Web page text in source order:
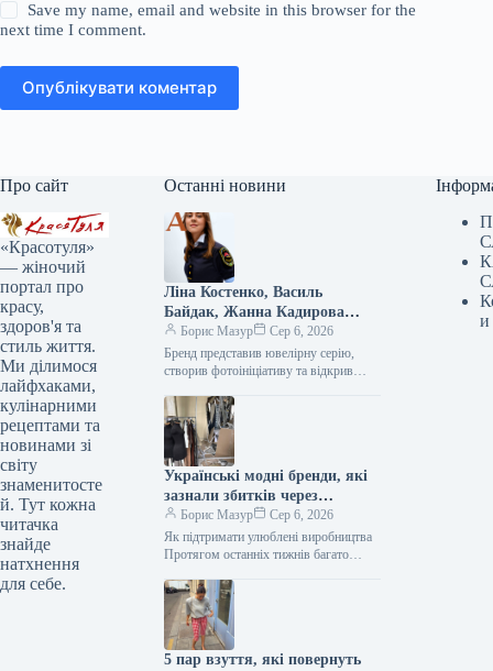
Save my name, email and website in this browser for the
next time I comment.
Опублікувати коментар
Про сайт
«Красотуля»
— жіночий
портал про
красу,
здоров'я та
стиль життя.
Ми ділимося
лайфхаками,
кулінарними
рецептами та
новинами зі
світу
знаменитосте
й. Тут кожна
читачка
знайде
натхнення
для себе.
Останні новини
Ліна Костенко, Василь
Байдак, Жанна Кадирова
долучилися до масштабного
проєкту GUNIA з нагоди Дня
Незалежності
Борис Мазур
Сер 6, 2026
Бренд представив ювелірну серію, створив фотоініціативу та відкрив експозицію, присвячену абе1111111111111111111111111111111111111111111111111111111111111111111111111111111111111111111111111111111111111111111111111111111111111111111111111111111111111111111111111111111111111111111111111111111111111111111111111111111111111111111111111111111111111111111111111111111111111111111111111111111111111111111111111111111111111111111111111111111111111111111111111111111111111111111111111111111111111111111111111111111111111111111111111111111111111111111111111111111111111111111111111111111111111111111111111111111111111111111111111111111111111111111111111111111111111111111111111111111111111111111111111111111111111111111111111111111111111111111111111111111111111111111111111111111111111111111111111111111111111111111111111111111111111111111111111111111111111111111111111111111111111111111111111111111111111111111111111111111111111111111111111111111111111111111111111111111111111111111111111111111111111111111111111111111111111111111111111111111111111111111111111111111111111111111111111111111111111111111111111111111111111111111111111111111111111111111111111111111111111111111111111111111111111111111111111111111111111111111111111111111111111111111111111111111111111111111111111111111111111111111111111111111111111111111111111111111111111111111111111111111111111111111111111111111111111111111111111111111111111111111111111111111111111111111111111111111111111111111111111111111111111111111111111111111111111111111111111111111111111111111111111111111111111111111111111111111111111111111111111111111111111111111111111111111111111111111111111111111111111111111111111111111111111111111111111111111111111111111111111111111111111111111111111111111111111111111111111111111111111111111111111111111111111111111111111111111111111111111111111111111111111111111111111111111111111111111111111111111111111111111111111111111111111111111111111111111111111111111111111111111111111111111111111111111111111111111111111111111111111111111111111111111111111111111111111111111111111111111111111111111111111111111111111111111111111111111111111111111111111111111111111111111111111111111111111111111111111111111111111111111111111111111111111111111111111111111111111111111111111111111111111111111111111111111111111111111111111111111111111111111111111111111111111111111111111111111111111111111111111111111111111111111111111111111111111111111111111111111111111111111111111111111111111111111111111111111111111111111111111111111111111111111111111111111111111111111111111111111111111111111111111111111111111111111111111111111111111111111111111111111111111111111111111111111111111111111111111111111111111111111111111111111111111111111111111111111111111111111111111111111111111111111111111111111111111111111111111111111111111111111111111111111111111111111111111111111111111111111111111111111111111111111111111111111111111111111111111111111111111111111111111111111111111111111111111111111111111111111111111111111111111111111111111111111111111111111111111111111111111111111111111111111111111111111111111111111111111111111111111111111111111111111111111111111111111111111111111111111111111111111111111111111111111111111111111111111111111111111111111111111111111111111111111111111111111111111111111111111111111111111111111111111111111111111111111111111111111111111111111111111111111111111111111111111111111111111111111111111111111111111111111111111111111111111111111111111111111111111111111111111111111111111111111111111111111111111111111111111111111111111111111111111111111111111111111111111111111111111111111111111111111111111111111111111111111111111111111111111111111111111111111111111111111111111111111111111111111111111111111111111111111111111111111111111111111111111111111111111111111111111111111111111111111111111111111111111111111111111111111111111111111111111111111111111111111111111111111111111111111111111111111111111111111111111111111111111111111111111111111111111111111111111111111111111111111111111111111111111111111111111111111111111111111111111111111111111111111111111111111111111111111111111111111111111111111111111111111111111111111111111111111111111111111111111111111111111111111111111111111111111111111111111111111111111111111111111111111111111111111111111111111111111111111111111111111111111111111111111111111111111111111111111111111111111111111111111111111111111111111111111111111111111111111111111111111111111111111111111111111111111111111111111111111111111111111111111111111111111111111111111111111111111111111111111111111111111111111111111111111111111111111111111111111111111111111111111111111111111111111111111111111111111111111111111111111111111111111111111111111111111111111111111111111111111111111111111111111111111111111111111111111111111111111111111111111111111111111111111111111111111111111111111111111111111111111111111111111111111111111111111111111111111111111111111111111111111111111111111111111111111111111111111111111111111111111111111111111111111111111111111111111111111111111111111111111111111111111111111111111111111111111111111111111111111111111111111111111111111111111111111111111111111111111111111111111111111111111111111111111111111111111111111111111111111111111111111111111111111111111111111111111111111111111111111111111111111111111111111111111111111111111111111111111111111111111111111111111111111111111111111111111111111111111111111111111111111111111111111111111111111111111111111111111111111111111111111111111111111111111111111111111111111111111111111111111111111111111111111111111111111111111111111111111111111111111111111111111111111111111111111111111111111111111111111111111111111111111111111111111111111111111111111111111111111111111111111111111111111111111111111111111111111111111111111111111111111111111111111111111111111111111111111111111111111111111111111111111111111111111111111111111111111111111111111111111111111111111111111111111111111111111111111111111111111111111111111111111111111111111111111111111111111111111111111111111111111111111111111111111111111111111111111111111111111111111111111111111111111111111111111111111111111111111111111111111111111111111111111111111111111111111111111111111111111111111111111111111111111111111111111111111111111111111111111111111111111111111111111111111111111111111111111111111111111111111111111111111111111111111111111111111111111111111111111111111111111111111111111111111111111111111111111111111111111111111111111111111111111111111111111111111111111111111111111111111111111111111111111111111111111111111111111111111111111111111111111111111111111111111111111111111111111111111111111111111111111111111111111111111111111111111111111111111111111111111111111111111111111111111111111111111111111111111111111111111111111111111111111111111111111111111111111111111111111111111111111111111111111111111111111111111111111111111111111111111111111111111111111111111111111111111111111111111111111111111111111111111111111111111111111111111111111111111111111111111111111111111111111111111111111111111111111111111111111111111111111111111111111111111111111111111111111111111111111111111111111111111111111111111111111111111111111111111111111111111111111111111111111111111111111111111111111111111111111111111111111111111111111111111111111111111111111111111111111111111111111111111111111111111111111111111111111111111111111111111111111111111111111111111111111111111111111111111111111111111111111111111111111111111111111111111111111111111111111111111111111111111111111111111111111111111111111111111111111111111111111111111111111111111111111111111111111111111111111111111111111111111111111111111111111111111111111111111111111111111111111111111111111111111111111111111111111111111111111111111111111111111111111111111111111111111111111111111111111111111111111111111111111111111111111111111111111111111111111111111111111111111111111111111111111111111111111111111111111111111111111111111111111111111111111111111111111111111111111111111111111111111111111111111111111111111111111111111111111111111111111111111111111111111111111111111111111111111111111111111111111111111111111111111111111111111111111111111111111111111111111111111111111111111111111111111111111111111111111111111111111111111111111111111111111111111111111111111111111111111111111111111111111111111111111111111111111111111111111111111111111111111111111111111111111111111111111111111111111111111111111111111111111111111111111111111111111111111111111111111111111111111111111111111111111111111111111111111111111111111111111111111111111111111111111111111111111111111111111111111111111111111111111111111111111111111111111111111111111111111111111111111111111111111111111111111111111111111111111111111111111111111111111111111111111111111111111111111111111111111111111111111111111111111111111111111111111111111111111111111111111111111111111111111111111111111111111111111111111111111111111111111111111111111111111111111111111111111111111111111111111111111111111111111111111111111111111111111111111111111111111111111111111111111111111111111111111111111111111111111111111111111111111111111111111111111111111111111111111111111111111111111111111111111111111111111111111111111111111111111111111111111111111111111111111111111111111111111111111111111111111111111111111111111111111111111111111111111111111111111111111111111111111111111111111111111111111111111111111111111111111111111111111111111111111111111111111111111111111111111111111111111111111111111111111111111111111111111111111111111111111111111111111111111111111111111111111111111111111111111111111111111111111111111111111111111111111111111111111111111111111111111111111111111111111111111111111111111111111111111111111111111111111111111111111111111111111111111111111111111111111111111111111111111111111111111111111111111111111111111111111111111111111111111111111111111111111111111111111111111111111111111111111111111111111111111111111111111111111111111111111111111111111111111111111111111111111111111111111111111111111111111111111111111111111111111111111111111111111111111111111111111111111111111111111111111111111111111111111111111111111111111111111111111111111111111111111
Українські модні бренди, які
зазнали збитків через
обстріли, та шляхи їхньої
підтримки
Борис Мазур
Сер 6, 2026
Як підтримати улюблені виробництва
Протягом останніх тижнів багато
дорогоцінну столицю Київ, зазнали
масштабних ворожих нападів із…
5 пар взуття, які повернуть
и